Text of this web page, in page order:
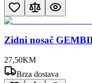
Zidni nosač
27,50KM
Brza dostava